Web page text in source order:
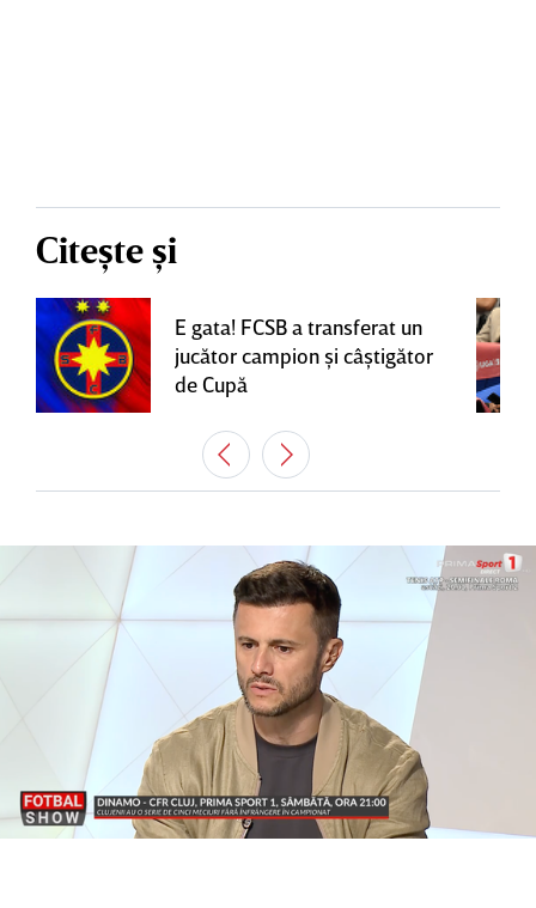
Citește și
E gata! FCSB a transferat un
jucător campion şi câştigător
de Cupă